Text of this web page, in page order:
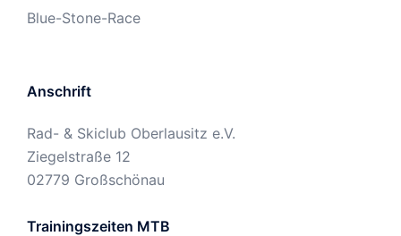
Blue-Stone-Race
Anschrift
Rad- & Skiclub Oberlausitz e.V.
Ziegelstraße 12
02779 Großschönau
Trainingszeiten MTB